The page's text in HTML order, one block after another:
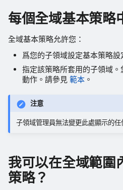
每個全域基本策略
全域基本策略允許您：
爲您的子領域設定基本策略
指定該策略所套用的子領域
動作。請參見範本 。
注意
子領域管理員無法變更此處顯示的任
我可以在全域範圍
策略？